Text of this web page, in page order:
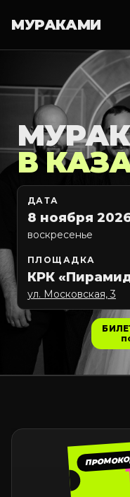
МУРАКАМИ
В
ДАТА
8 ноября
воскресенье
ПЛОЩАДКА
КРК
ул. Московская, 3